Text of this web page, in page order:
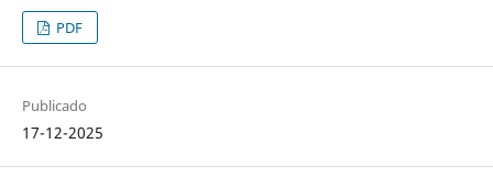
PDF
Publicado
17-12-2025